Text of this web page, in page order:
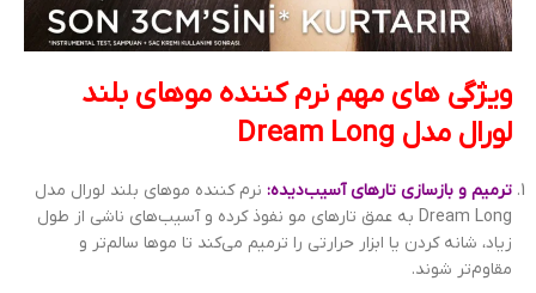
ویژگی های مهم نرم کننده موهای بلند
لورال مدل Dream Long
ترمیم و بازسازی تارهای آسیب‌دیده: نرم کننده موهای بلند لورال مدل
Dream Long به عمق تارهای مو نفوذ کرده و آسیب‌های ناشی از طول
زیاد، شانه کردن یا ابزار حرارتی را ترمیم می‌کند تا موها سالم‌تر و
مقاوم‌تر شوند.